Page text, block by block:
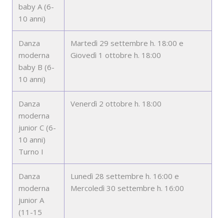
baby A (6-
10 anni)
Danza
moderna
baby B (6-
10 anni)
Martedì 29 settembre h. 18:00 e
Giovedì 1 ottobre h. 18:00
Danza
moderna
junior C (6-
10 anni)
Turno I
Venerdì 2 ottobre h. 18:00
Danza
moderna
junior A
(11-15
Lunedì 28 settembre h. 16:00 e
Mercoledì 30 settembre h. 16:00